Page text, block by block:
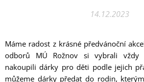
14.12.2023
Máme radost z krásné předvánoční
odborů MÚ Rožnov si vybrali vždy
nakoupili dárky pro děti podle jejich
můžeme dárky předat do rodin,